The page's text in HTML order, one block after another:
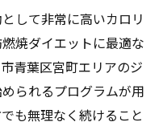
して非常に高いカロリ
焼ダイエットに最適な
青葉区宮町エリアのジ
られるプログラムが用
も無理なく続けること